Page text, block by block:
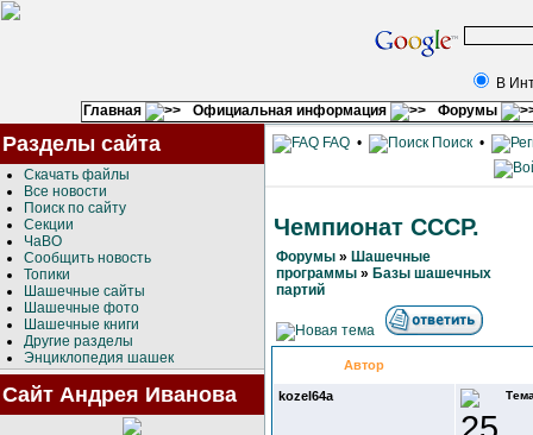
В
Главная
Официальная информация Форумы
Разделы сайта
Скачать файлы
Все новости
Поиск по сайту
Секции
ЧаВО
Сообщить новость
Топики
Шашечные сайты
Шашечные фото
Шашечные книги
Другие разделы
Энциклопедия шашек
Сайт Андрея Иванова
FAQ • Поиск •
Чемпионат СССР.
Форумы » Шашечные
программы » Базы шашечных
партий
Автор
kozel64a